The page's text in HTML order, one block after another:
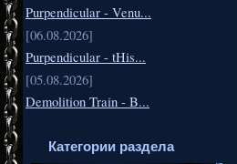
Purpendicular - Venu...
[06.08.2026]
Purpendicular - tHis...
[05.08.2026]
Demolition Train - B...
Категории раздела